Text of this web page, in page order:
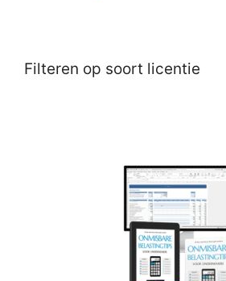
Filteren op soort licentie